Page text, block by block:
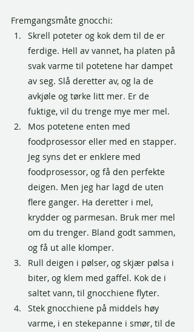
Fremgangsmåte gnocchi:
Skrell poteter og kok dem til de er
ferdige. Hell av vannet, ha platen på
svak varme til potetene har dampet
av seg. Slå deretter av, og la de
avkjøle og tørke litt mer. Er de
fuktige, vil du trenge mye mer mel.
Mos potetene enten med
foodprosessor eller med en stapper.
Jeg syns det er enklere med
foodprosessor, og få den perfekte
deigen. Men jeg har lagd de uten
flere ganger. Ha deretter i mel,
krydder og parmesan. Bruk mer mel
om du trenger. Bland godt sammen,
og få ut alle klomper.
Rull deigen i pølser, og skjær pølsa i
biter, og klem med gaffel. Kok de i
saltet vann, til gnocchiene flyter.
Stek gnocchiene på middels høy
varme, i en stekepanne i smør, til de